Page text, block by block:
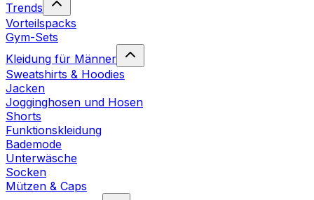
Trends
Vorteilspacks
Gym-Sets
Kleidung für Männer
Sweatshirts & Hoodies
Jacken
Jogginghosen und Hosen
Shorts
Funktionskleidung
Bademode
Unterwäsche
Socken
Mützen & Caps